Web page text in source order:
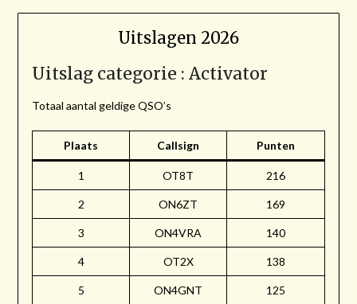
Uitslagen 2026
Uitslag categorie : Activator
Totaal aantal geldige QSO’s
Plaats Callsign Punten
1 OT8T 216
2 ON6ZT 169
3 ON4VRA 140
4 OT2X 138
5 ON4GNT 125